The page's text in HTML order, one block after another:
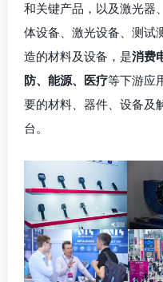
和关键产品，以及激光器
体设备、激光设备、测试
造的材料及设备，是消费
防、能源、医疗等下游应
要的材料、器件、设备及
台。